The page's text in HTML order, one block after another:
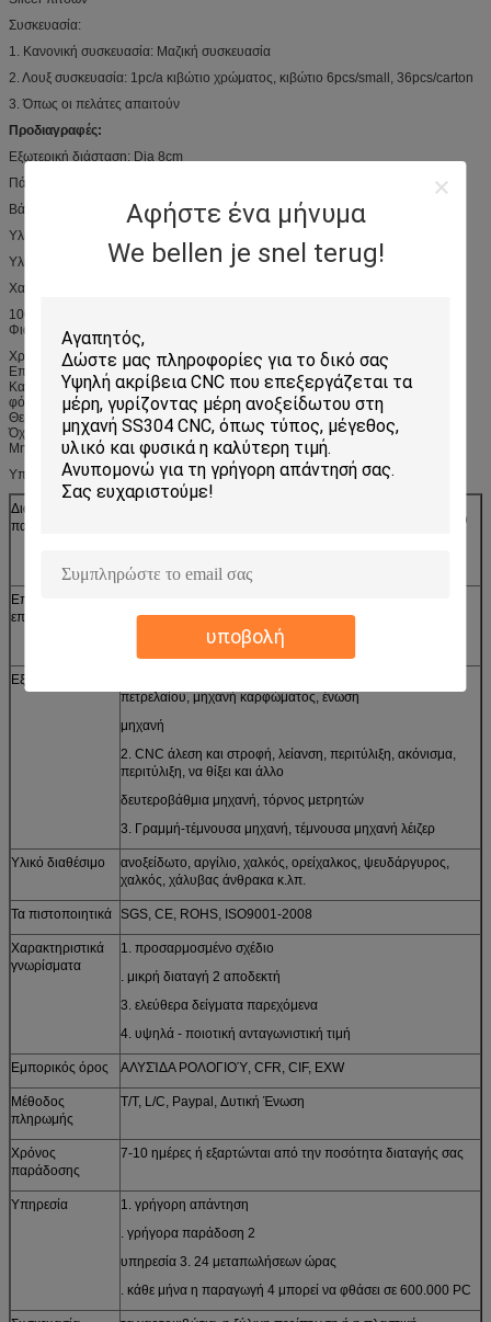
Αφήστε ένα μήνυμα
We bellen je snel terug!
υποβολή
Συσκευασία:
1. Κανονική συσκευασία: Μαζική συσκευασία
2. Λουξ συσκευασία: 1pc/a κιβώτιο χρώματος, κιβώτιο 6pcs/small, 36pcs/carton
3. Όπως οι πελάτες απαιτούν
Προδιαγραφές:
Εξωτερική διάσταση: Dia 8cm
Πάχος: 1.0mm
Βάρος: 130g
Υλικό ροδών: Ανοξείδωτο
Υλικό λαβών: PP, ξύλινος ή ανοξείδωτο
Χαρακτηριστικό γνώρισμα:
100% ολοκαίνουργιο και υψηλό - ποιότητα
Φιαγμένος από υψηλό - πρώτες ύλες βαθμού ποιοτικών τροφίμων
Χρηματοκιβώτιο μικροκυμάτων και ψυκτήρων
Επαναχρησιμοποιήσιμος, αντικολλητικός Εύκολη χρήση και καθαρός
Κατάλληλος για τη φόρμα κέικ/τη φόρμα σοκολάτας/τη φόρμα καραμελών/τη
φόρμα σαπουνιών/τη φόρμα σοκολάτας
Θερμοκρασία: -40F σε +446F (- 40c σε +230c)
Όχι πολλές πετρέλαια και ιδιαίτερη μυρωδιά της φόρμας
Μη εύκολος στην παραμόρφωση και τη μακριά ζωή υπηρεσιών
Υπηρεσία cOem:
Διαδικασία
παραγωγής
κοπή λέιζερ/γραμμών, σφράγιση, CNC punching, CNC που
ρίψη, σφυρηλάτηση, κ.λπ.
Επεξεργασία
επιφάνειας
επίστρωμα σκονών, καυτός γαλβανισμένος, που γυαλίζει,
βουρτσίζοντας κ.λπ.
Εξοπλισμοί
πετρελαίου, μηχανή καρφώματος, ένωση
μηχανή
2. CNC άλεση και στροφή, λείανση, περιτύλιξη, ακόνισμα,
περιτύλιξη, να θίξει και άλλο
δευτεροβάθμια μηχανή, τόρνος μετρητών
3. Γραμμή-τέμνουσα μηχανή, τέμνουσα μηχανή λέιζερ
Υλικό διαθέσιμο
ανοξείδωτο, αργίλιο, χαλκός, ορείχαλκος, ψευδάργυρος,
χαλκός, χάλυβας άνθρακα κ.λπ.
Τα πιστοποιητικά SGS, CE, ROHS, ISO9001-2008
Χαρακτηριστικά
γνωρίσματα
1. προσαρμοσμένο σχέδιο
. μικρή διαταγή 2 αποδεκτή
3. ελεύθερα δείγματα παρεχόμενα
4. υψηλά - ποιοτική ανταγωνιστική τιμή
Εμπορικός όρος ΑΛΥΣΊΔΑ ΡΟΛΟΓΙΟΎ, CFR, CIF, EXW
Μέθοδος
πληρωμής
T/T, L/C, Paypal, Δυτική Ένωση
Χρόνος
παράδοσης
7-10 ημέρες ή εξαρτώνται από την ποσότητα διαταγής σας
Υπηρεσία
1. γρήγορη απάντηση
. γρήγορα παράδοση 2
υπηρεσία 3. 24 μεταπωλήσεων ώρας
. κάθε μήνα η παραγωγή 4 μπορεί να φθάσει σε 600.000 PC